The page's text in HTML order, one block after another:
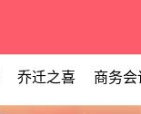
乔迁之喜 商务会